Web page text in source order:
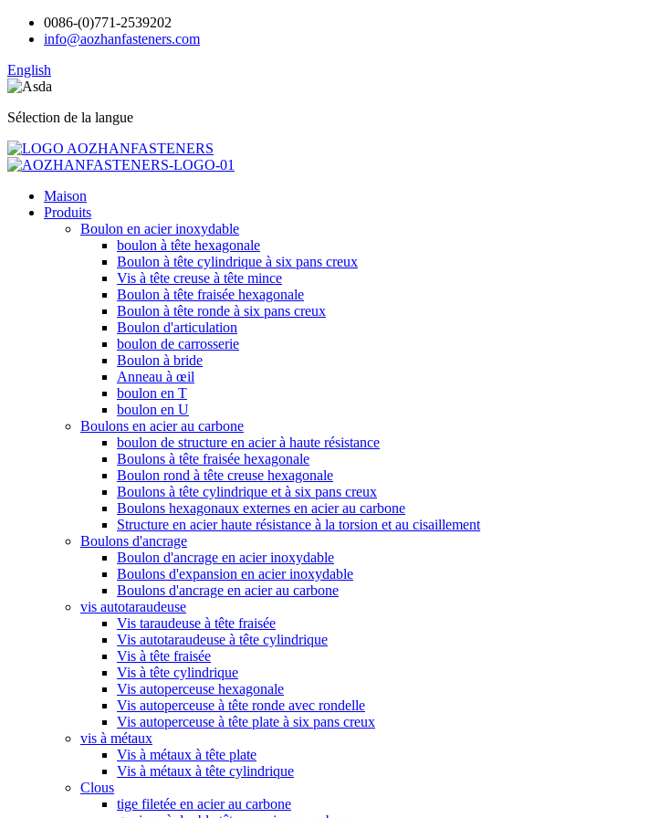
0086-(0)771-2539202
info@aozhanfasteners.com
English
Sélection de la langue
Maison
Produits
Boulon en acier inoxydable
boulon à tête hexagonale
Boulon à tête cylindrique à six pans creux
Vis à tête creuse à tête mince
Boulon à tête fraisée hexagonale
Boulon à tête ronde à six pans creux
Boulon d'articulation
boulon de carrosserie
Boulon à bride
Anneau à œil
boulon en T
boulon en U
Boulons en acier au carbone
boulon de structure en acier à haute résistance
Boulons à tête fraisée hexagonale
Boulon rond à tête creuse hexagonale
Boulons à tête cylindrique et à six pans creux
Boulons hexagonaux externes en acier au carbone
Structure en acier haute résistance à la torsion et au cisaillement
Boulons d'ancrage
Boulon d'ancrage en acier inoxydable
Boulons d'expansion en acier inoxydable
Boulons d'ancrage en acier au carbone
vis autotaraudeuse
Vis taraudeuse à tête fraisée
Vis autotaraudeuse à tête cylindrique
Vis à tête fraisée
Vis à tête cylindrique
Vis autoperceuse hexagonale
Vis autoperceuse à tête ronde avec rondelle
Vis autoperceuse à tête plate à six pans creux
vis à métaux
Vis à métaux à tête plate
Vis à métaux à tête cylindrique
Clous
tige filetée en acier au carbone